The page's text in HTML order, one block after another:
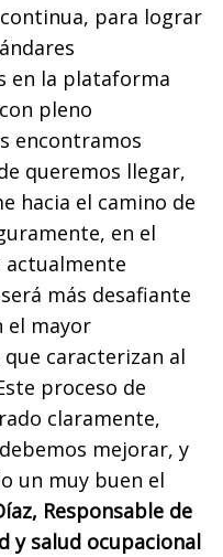
para lograr
en la plataforma
pleno
encontramos
queremos llegar,
hacia el camino de
en el
actualmente
más desafiante
el mayor
caracterizan al
proceso de
claramente,
mejorar, y
un muy buen el
Responsable de
y salud ocupacional